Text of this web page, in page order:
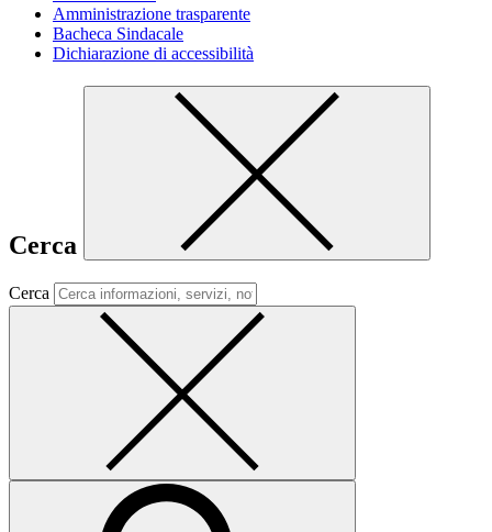
Amministrazione trasparente
Bacheca Sindacale
Dichiarazione di accessibilità
Cerca
Cerca